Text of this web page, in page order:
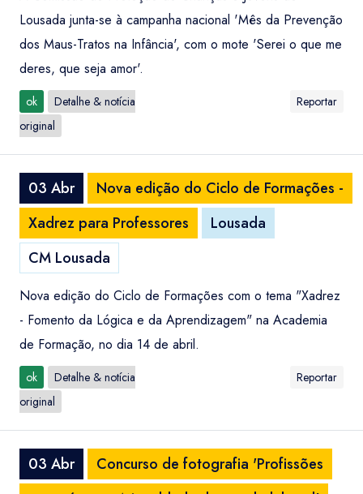
Lousada junta-se à campanha nacional 'Mês da Prevenção
dos Maus-Tratos na Infância', com o mote 'Serei o que me
deres, que seja amor'.
ok
Detalhe & notícia
original
Reportar
03 Abr
Nova edição do Ciclo de Formações -
Xadrez para Professores
Lousada
CM Lousada
Nova edição do Ciclo de Formações com o tema "Xadrez
- Fomento da Lógica e da Aprendizagem" na Academia
de Formação, no dia 14 de abril.
ok
Detalhe & notícia
original
Reportar
03 Abr
Concurso de fotografia 'Profissões